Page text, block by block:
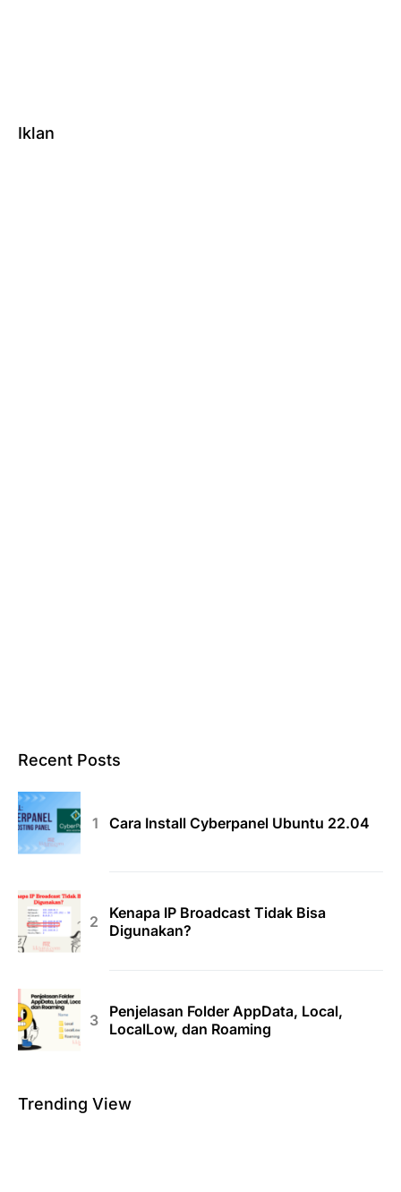
Iklan
Recent Posts
Cara Install Cyberpanel Ubuntu 22.04
Kenapa IP Broadcast Tidak Bisa
Digunakan?
Penjelasan Folder AppData, Local,
LocalLow, dan Roaming
Trending View